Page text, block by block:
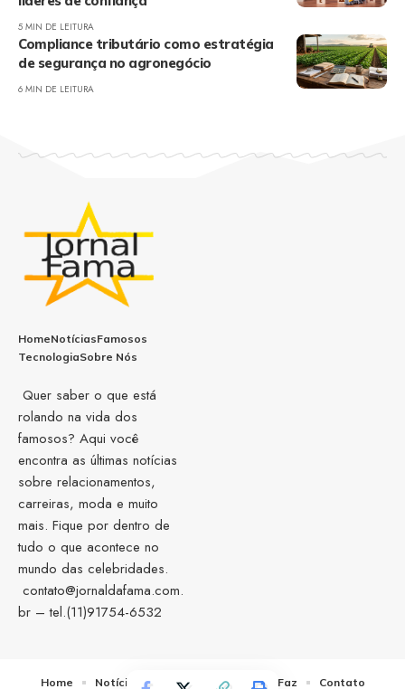
5 MIN DE LEITURA
Compliance tributário como estratégia
de segurança no agronegócio
6 MIN DE LEITURA
HomeNotíciasFamosos
TecnologiaSobre Nós
Quer saber o que está
rolando na vida dos
famosos? Aqui você
encontra as últimas notícias
sobre relacionamentos,
carreiras, moda e muito
mais. Fique por dentro de
tudo o que acontece no
mundo das celebridades.
contato@jornaldafama.com.
br – tel.(11)91754-6532
Home Notícias Sobre Nós Quem Faz Contato